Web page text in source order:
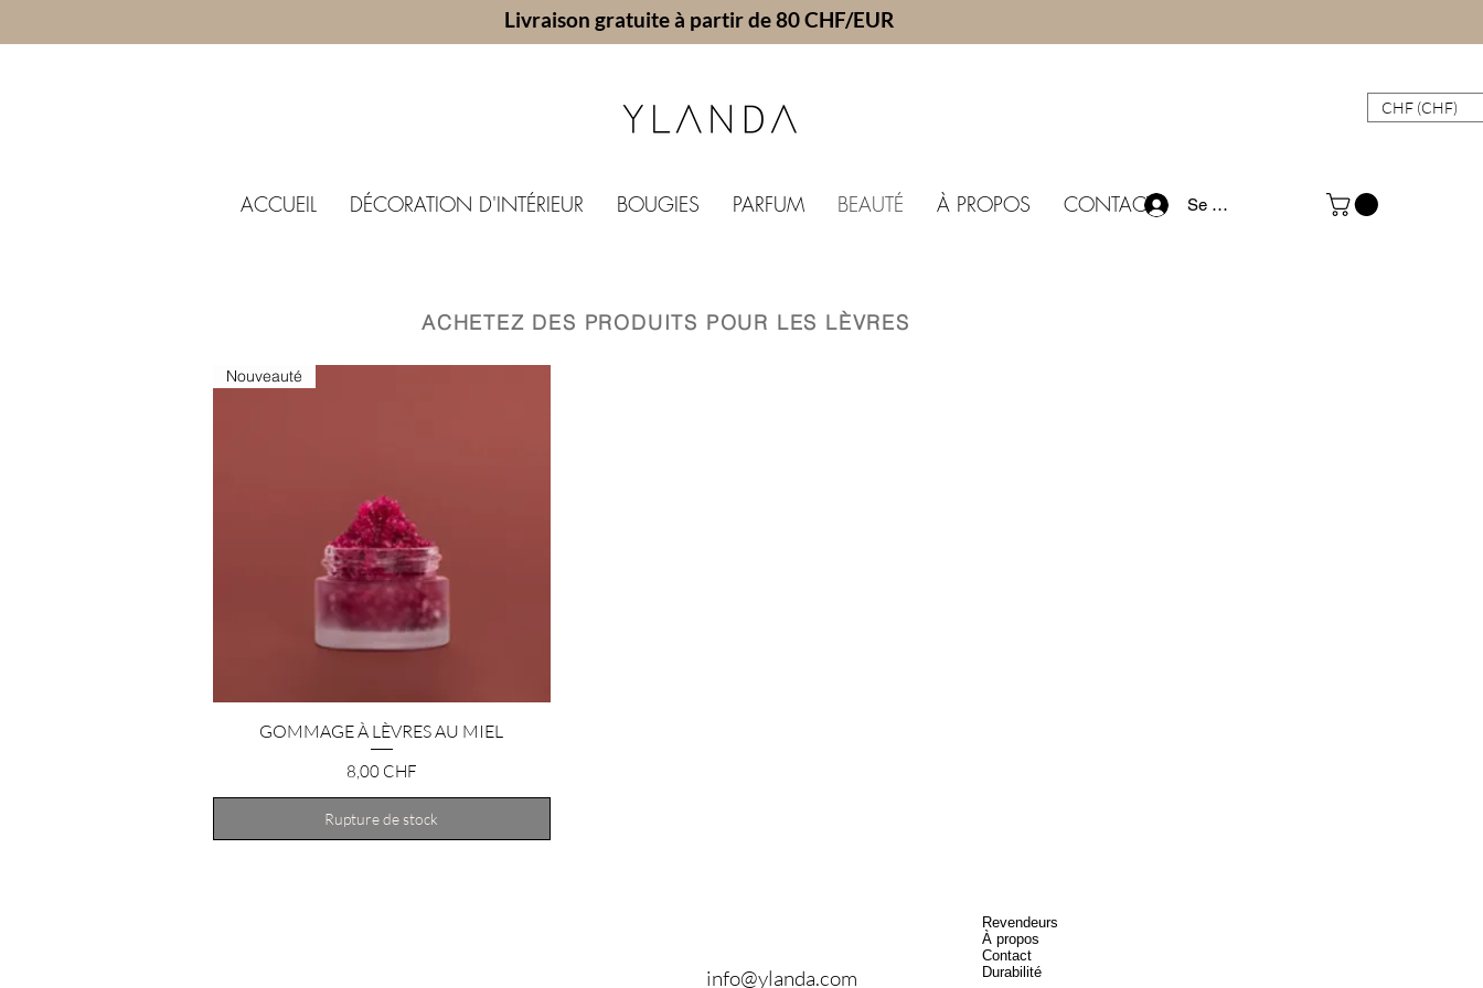
Livraison gratuite à partir de 80 CHF/EUR
ACCUEIL DÉCORATION D'INTÉRIEUR BOUGIES PARFUM BEAUTÉ À PROPOS CONTACT Se connecter
CHF (CHF)
​ACHETEZ DES PRODUITS POUR LES LÈVRES
Aperçu rapide
Nouveauté
GOMMAGE À LÈVRES AU MIEL
Prix
8,00 CHF
Rupture de stock
info@ylanda.com
Revendeurs
À propos
Contact
Durabilité